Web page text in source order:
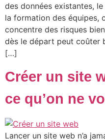
des données existantes,
la formation des équipes,
concentre des risques
dès le départ peut coûter
[…]
Créer un site
ce qu’on ne
Lancer un site web n’a